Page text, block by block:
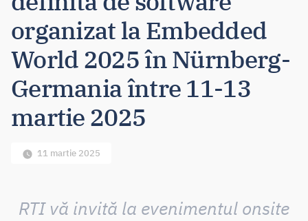
organizat la Embedded
World 2025 în Nürnberg-
Germania între 11-13
martie 2025
11 martie 2025
RTI vă invită la evenimentul onsite